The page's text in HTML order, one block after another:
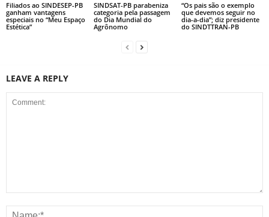
Filiados ao SINDESEP-PB
ganham vantagens
especiais no “Meu Espaço
Estética”
SINDSAT-PB parabeniza
categoria pela passagem
do Dia Mundial do
Agrônomo
“Os pais são o exemplo
que devemos seguir no
dia-a-dia”; diz presidente
do SINDTTRAN-PB
LEAVE A REPLY